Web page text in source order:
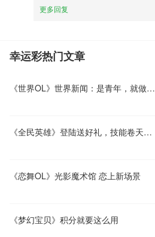
更多回复
幸运彩热门文章
《世界OL》世界新闻：是青年，就做高富帅
《全民英雄》登陆送好礼，技能卷天量掉落
《恋舞OL》光影魔术馆 恋上新场景
《梦幻宝贝》积分就要这么用